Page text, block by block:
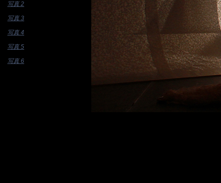
写真 2
写真 3
写真 4
写真 5
写真 6